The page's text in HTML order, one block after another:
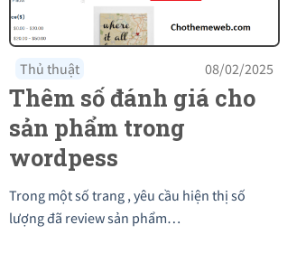
Thủ thuật 08/02/2025
Thêm số đánh giá cho
sản phẩm trong
wordpess
Trong một số trang , yêu cầu hiện thị số
lượng đã review sản phẩm…